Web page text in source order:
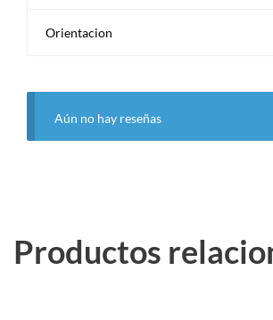
Orientacion
Aún no hay reseñas
Productos